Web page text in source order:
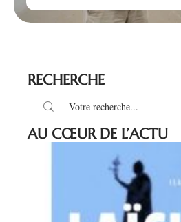
RECHERCHE
AU CŒUR DE L’ACTU